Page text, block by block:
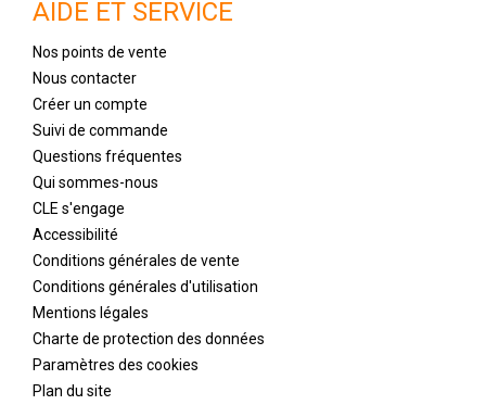
AIDE ET SERVICE
Nos points de vente
Nous contacter
Créer un compte
Suivi de commande
Questions fréquentes
Qui sommes-nous
CLE s'engage
Accessibilité
Conditions générales de vente
Conditions générales d'utilisation
Mentions légales
Charte de protection des données
Paramètres des cookies
Plan du site